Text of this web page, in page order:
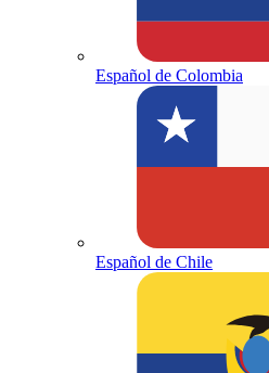
Español de Colombia
Español de Chile